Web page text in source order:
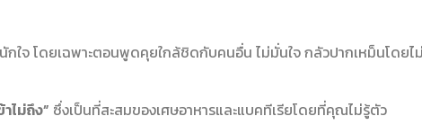
จ โดยเฉพาะตอนพูดคุยใกล้ชิดกับคนอื่น ไม่มั่นใจ กลัวปากเหม็นโดยไ
ไม่ถึง” ซึ่งเป็นที่สะสมของเศษอาหารและแบคทีเรียโดยที่คุณไม่รู้ตัว